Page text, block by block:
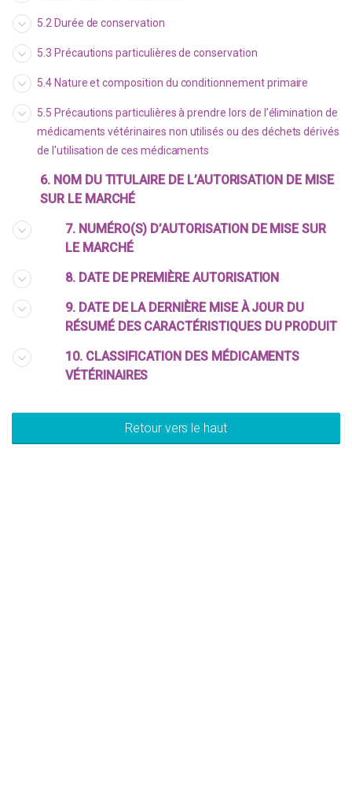
5.2 Durée de conservation
5.3 Précautions particulières de conservation
5.4 Nature et composition du conditionnement primaire
5.5 Précautions particulières à prendre lors de l’élimination de
médicaments vétérinaires non utilisés ou des déchets dérivés
de l'utilisation de ces médicaments
6. NOM DU TITULAIRE DE L’AUTORISATION DE MISE
SUR LE MARCHÉ
7. NUMÉRO(S) D’AUTORISATION DE MISE SUR
LE MARCHÉ
8. DATE DE PREMIÈRE AUTORISATION
9. DATE DE LA DERNIÈRE MISE À JOUR DU
RÉSUMÉ DES CARACTÉRISTIQUES DU PRODUIT
10. CLASSIFICATION DES MÉDICAMENTS
VÉTÉRINAIRES
Retour vers le haut